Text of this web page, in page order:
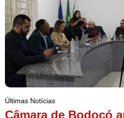
Últimas Notícias
Câmara de Bodocó